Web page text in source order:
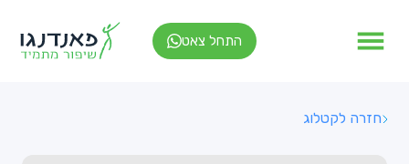
התחל צאט
חזרה לקטלוג